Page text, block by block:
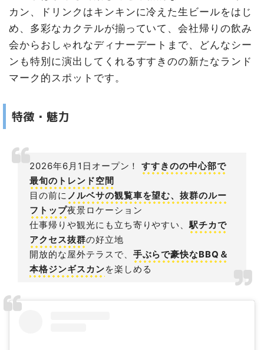
カン、ドリンクはキンキンに冷えた生ビールをはじ
め、多彩なカクテルが揃っていて、会社帰りの飲み
会からおしゃれなディナーデートまで、どんなシー
ンも特別に演出してくれるすすきのの新たなランド
マーク的スポットです。
特徴・魅力
2026年6月1日オープン！すすきのの中心部で
最旬のトレンド空間
目の前に ノルベサの観覧車を望む、抜群のルー
フトップ夜景ロケーション
仕事帰りや観光にも立ち寄りやすい、駅チカで
アクセス抜群の好立地
開放的な屋外テラスで、 手ぶらで豪快なBBQ＆
本格ジンギスカンを楽しめる